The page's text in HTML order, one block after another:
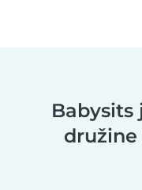
Babysits